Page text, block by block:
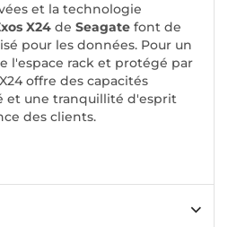
et la technologie
X24 de Seagate font de
pour les données. Pour un
l'espace rack et protégé par
offre des capacités
et une tranquillité d'esprit
des clients.